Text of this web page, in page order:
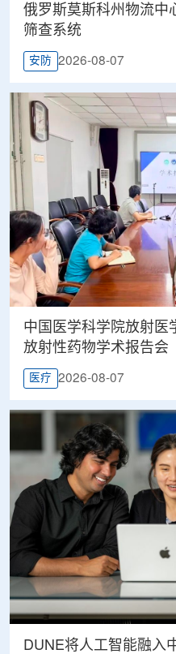
俄罗斯莫斯科州物流中
筛查系统
安防 2026-08-07
中国医学科学院放射医
放射性药物学术报告会
医疗 2026-08-07
DUNE将人工智能融入